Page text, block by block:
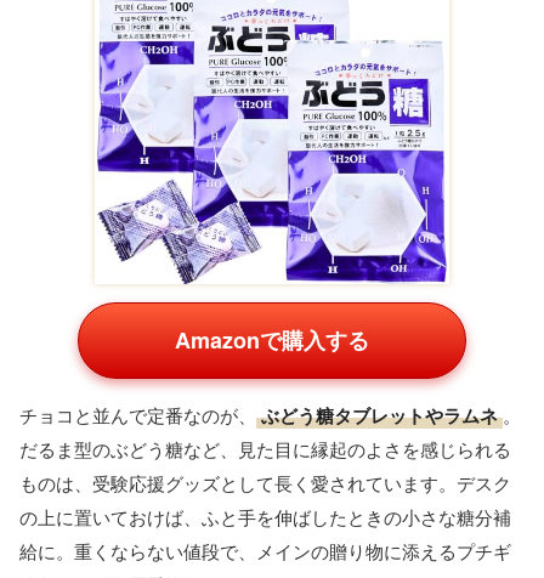
Amazonで購入する
チョコと並んで定番なのが、 ぶどう糖タブレットやラムネ 。
だるま型のぶどう糖など、見た目に縁起のよさを感じられる
ものは、受験応援グッズとして長く愛されています。デスク
の上に置いておけば、ふと手を伸ばしたときの小さな糖分補
給に。重くならない値段で、メインの贈り物に添えるプチギ